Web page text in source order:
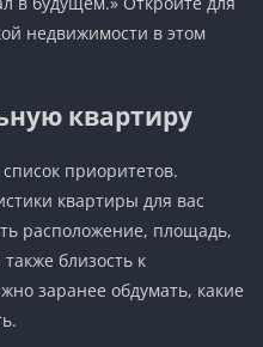
недвижимости в этом
квартиру
приоритетов.
квартиры для вас
расположение, площадь,
близость к
заранее обдумать, какие